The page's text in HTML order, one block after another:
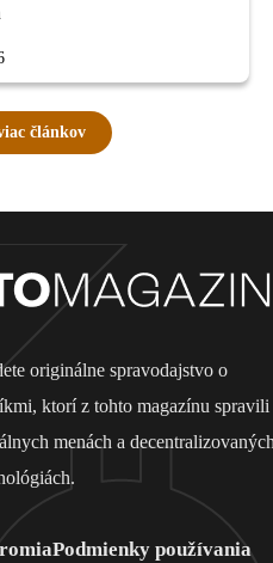
článkov
originálne spravodajstvo o
ktorí z tohto magazínu spravili
menách a
Podmienky používania